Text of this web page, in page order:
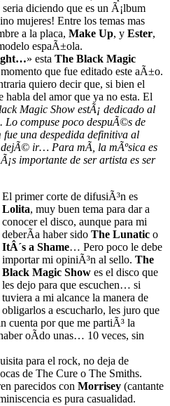
diciendo que es un Ã¡lbum
mujeres! Entre los temas mas
a la placa, Make Up, y Ester,
espaÃ±ola.
» esta The Black Magic
que fue editado este aÃ±o.
quiero decir que, si bien el
habla del amor que ya no esta. El
Magic Show estÃ¡ dedicado al
Lo compuse poco despuÃ©s de
una despedida definitiva al
ir… Para mÃ­, la mÃºsica es
importante de ser artista es ser
El primer corte de difusiÃ³n es
Lolita, muy buen tema para dar a
conocer el disco, aunque para mi
deberÃ­a haber sido The Lunatic o
ItÂ´s a Shame… Pero poco le debe
importar mi opiniÃ³n al sello. The
Black Magic Show es el disco que
les dejo para que escuchen… si
tuviera a mi alcance la manera de
obligarlos a escucharlo, les juro que
cuenta por que me partiÃ³ la
oÃ­do unas… 10 veces, sin
para el rock, no deja de
de The Cure o The Smiths.
parecidos con Morrisey (cantante
es pura casualidad.